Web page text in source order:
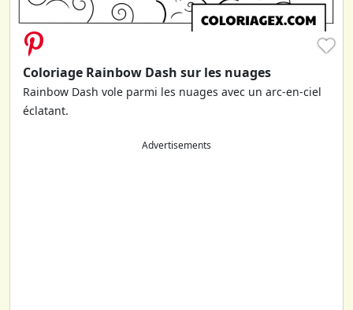
♥
Coloriage Rainbow Dash sur les nuages
Rainbow Dash vole parmi les nuages avec un arc-en-ciel
éclatant.
Advertisements